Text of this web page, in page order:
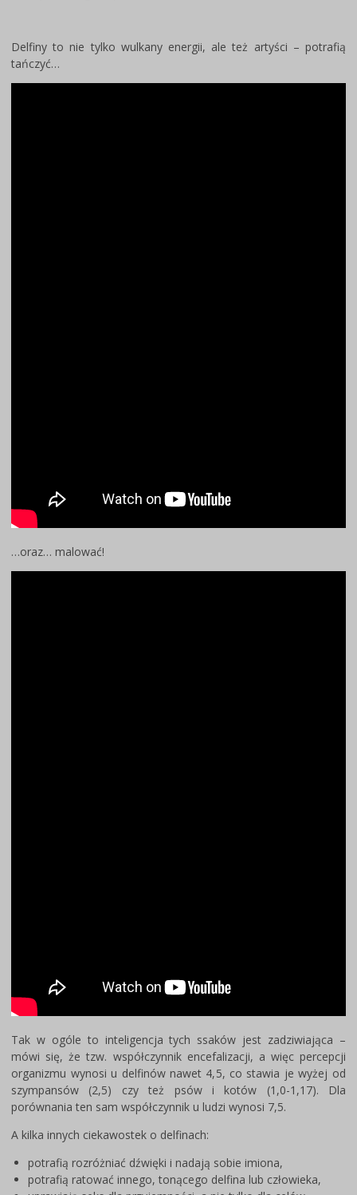
Delfiny to nie tylko wulkany energii, ale też artyści – potrafią
tańczyć…
…oraz… malować!
Tak w ogóle to inteligencja tych ssaków jest zadziwiająca –
mówi się, że tzw. współczynnik encefalizacji, a więc percepcji
organizmu wynosi u delfinów nawet 4,5, co stawia je wyżej od
szympansów (2,5) czy też psów i kotów (1,0-1,17). Dla
porównania ten sam współczynnik u ludzi wynosi 7,5.
A kilka innych ciekawostek o delfinach:
potrafią rozróżniać dźwięki i nadają sobie imiona,
potrafią ratować innego, tonącego delfina lub człowieka,